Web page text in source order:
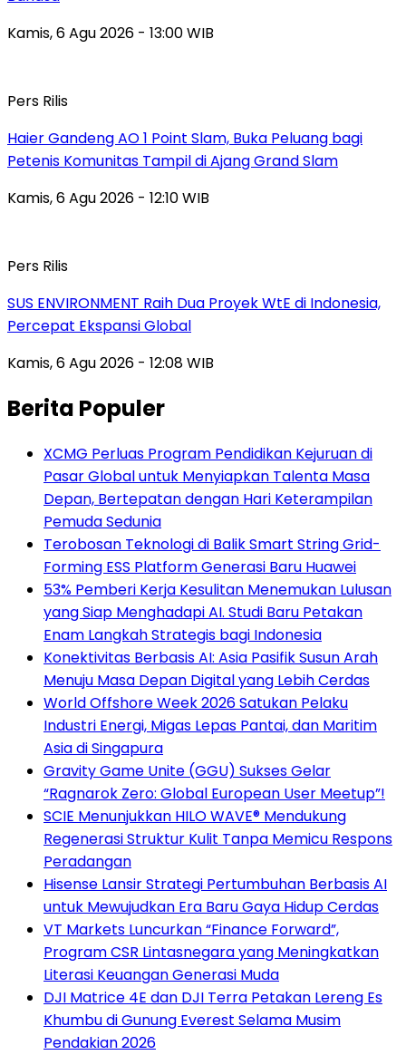
Kamis, 6 Agu 2026 - 13:00 WIB
Pers Rilis
Haier Gandeng AO 1 Point Slam, Buka Peluang bagi
Petenis Komunitas Tampil di Ajang Grand Slam
Kamis, 6 Agu 2026 - 12:10 WIB
Pers Rilis
SUS ENVIRONMENT Raih Dua Proyek WtE di Indonesia,
Percepat Ekspansi Global
Kamis, 6 Agu 2026 - 12:08 WIB
Berita Populer
XCMG Perluas Program Pendidikan Kejuruan di
Pasar Global untuk Menyiapkan Talenta Masa
Depan, Bertepatan dengan Hari Keterampilan
Pemuda Sedunia
Terobosan Teknologi di Balik Smart String Grid-
Forming ESS Platform Generasi Baru Huawei
53% Pemberi Kerja Kesulitan Menemukan Lulusan
yang Siap Menghadapi AI. Studi Baru Petakan
Enam Langkah Strategis bagi Indonesia
Konektivitas Berbasis AI: Asia Pasifik Susun Arah
Menuju Masa Depan Digital yang Lebih Cerdas
World Offshore Week 2026 Satukan Pelaku
Industri Energi, Migas Lepas Pantai, dan Maritim
Asia di Singapura
Gravity Game Unite (GGU) Sukses Gelar
“Ragnarok Zero: Global European User Meetup”!
SCIE Menunjukkan HILO WAVE® Mendukung
Regenerasi Struktur Kulit Tanpa Memicu Respons
Peradangan
Hisense Lansir Strategi Pertumbuhan Berbasis AI
untuk Mewujudkan Era Baru Gaya Hidup Cerdas
VT Markets Luncurkan “Finance Forward”,
Program CSR Lintasnegara yang Meningkatkan
Literasi Keuangan Generasi Muda
DJI Matrice 4E dan DJI Terra Petakan Lereng Es
Khumbu di Gunung Everest Selama Musim
Pendakian 2026